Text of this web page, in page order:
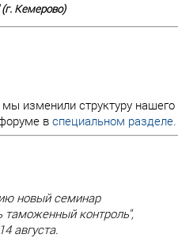
Кемерово)
изменили структуру нашего
в специальном разделе.
новый семинар
таможенный контроль",
августа.